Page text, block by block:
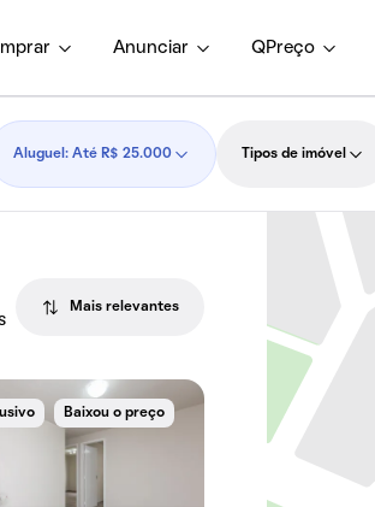
Anunciar QPreço
Aluguel: Até R$ 25.000 Tipos de imóvel
Mais relevantes
Baixou o preço